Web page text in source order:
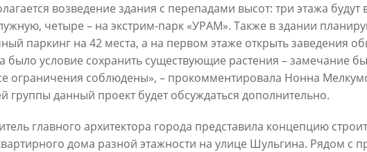
возведение здания с перепадами высот: три этажа будут
четыре – на экстрим-парк «УРАМ». Также в здании
паркинг на 42 места, а на первом этаже открыть заведения
было условие сохранить существующие растения – замечание
ограничения соблюдены», – прокомментировала Нонна
группы данный проект будет обсуждаться дополнительно.
главного архитектора города представила концепцию
дома разной этажности на улице Шульгина. Рядом с
Официальный сайт Мэра Казани